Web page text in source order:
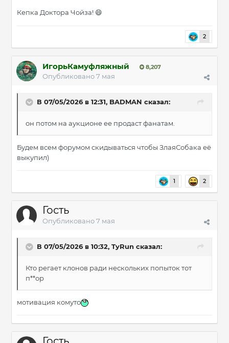
Кепка Доктора Чойза! 😄
2
ИгорьКамуфляжный 8,207
Опубликовано7 мая
В 07/05/2026 в 12:31, BADMAN сказал:
он потом на аукционе ее продаст фанатам.
Будем всем форумом скидываться чтобы ЗлаяСобака её
выкупил)
1 2
Гость
Опубликовано7 мая
В 07/05/2026 в 10:32, TyRun сказал:
Кто регает клонов ради нескольких попыток тот
п**ор
мотивация комуто